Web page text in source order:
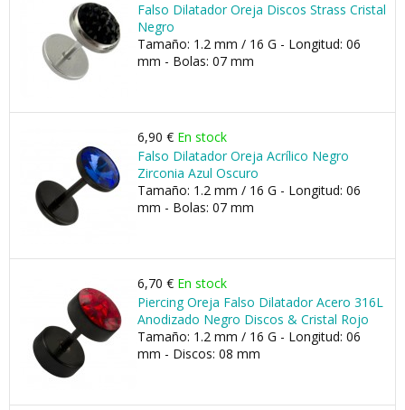
Falso Dilatador Oreja Discos Strass Cristal
Negro
Tamaño: 1.2 mm / 16 G - Longitud: 06
mm - Bolas: 07 mm
6,90 € En stock
Falso Dilatador Oreja Acrílico Negro
Zirconia Azul Oscuro
Tamaño: 1.2 mm / 16 G - Longitud: 06
mm - Bolas: 07 mm
6,70 € En stock
Piercing Oreja Falso Dilatador Acero 316L
Anodizado Negro Discos & Cristal Rojo
Tamaño: 1.2 mm / 16 G - Longitud: 06
mm - Discos: 08 mm